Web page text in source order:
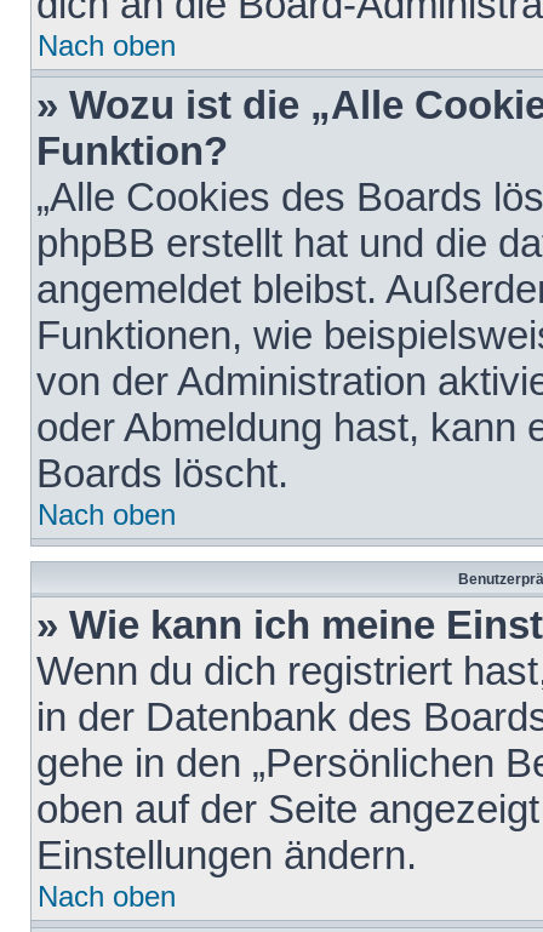
Nach oben
» Wozu ist die „Alle
Funktion?
„Alle Cookies des Boards
phpBB erstellt hat und die
angemeldet bleibst.
Funktionen, wie
von der Administration
oder Abmeldung hast, kann
Boards löscht.
Nach oben
» Wie kann ich meine
Wenn du dich registriert
in der Datenbank des
gehe in den „Persönlichen
oben auf der Seite
Einstellungen ändern.
Nach oben